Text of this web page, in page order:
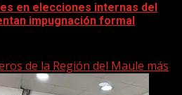
en elecciones internas del
impugnación formal
de la Región del Maule más